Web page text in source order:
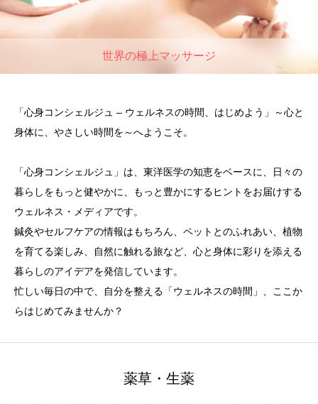
世界の極上マッサージ
「心身コンシェルジュ – ウェルネスの時間、はじめよう」～心と
身体に、やさしい時間を～へようこそ。
「心身コンシェルジュ」は、東洋医学の知恵をベースに、日々の
暮らしをもっと健やかに、もっと豊かにするヒントをお届けする
ウェルネス・メディアです。
鍼灸やセルフケアの情報はもちろん、ペットとのふれあい、植物
を育てる楽しみ、自然に触れる旅など、心と身体に彩りを添える
暮らしのアイデアを発信しています。
忙しい毎日の中で、自分を整える「ウェルネスの時間」、ここか
らはじめてみませんか？
薬草・生薬